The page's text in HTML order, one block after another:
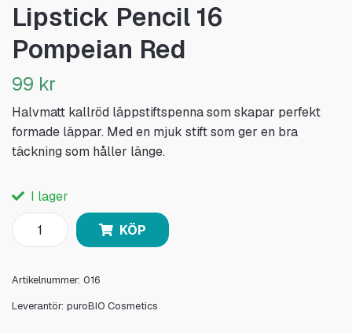
Lipstick Pencil 16
Pompeian Red
99 kr
Halvmatt kallröd läppstiftspenna som skapar perfekt
formade läppar. Med en mjuk stift som ger en bra
täckning som håller länge.
I lager
KÖP
Artikelnummer: 016
Leverantör: puroBIO Cosmetics